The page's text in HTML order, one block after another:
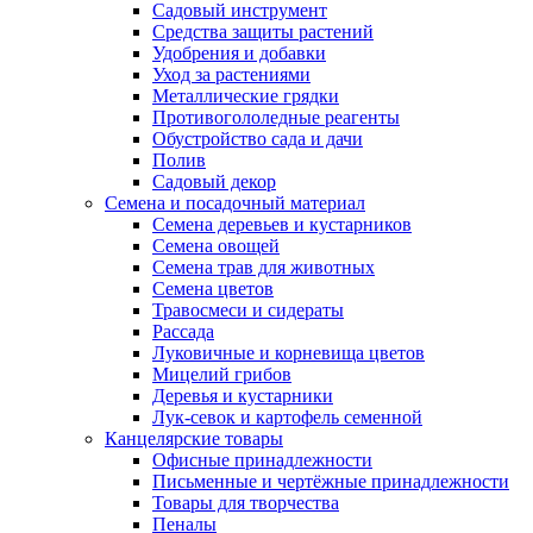
Садовый инструмент
Средства защиты растений
Удобрения и добавки
Уход за растениями
Металлические грядки
Противогололедные реагенты
Обустройство сада и дачи
Полив
Садовый декор
Семена и посадочный материал
Семена деревьев и кустарников
Семена овощей
Семена трав для животных
Семена цветов
Травосмеси и сидераты
Рассада
Луковичные и корневища цветов
Мицелий грибов
Деревья и кустарники
Лук-севок и картофель семенной
Канцелярские товары
Офисные принадлежности
Письменные и чертёжные принадлежности
Товары для творчества
Пеналы